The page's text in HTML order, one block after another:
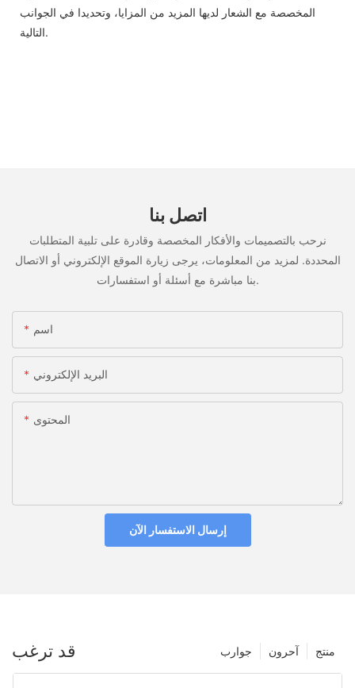
المخصصة مع الشعار لديها المزيد من المزايا، وتحديدا في الجوانب
التالية.
اتصل بنا
نرحب بالتصميمات والأفكار المخصصة وقادرة على تلبية المتطلبات
المحددة. لمزيد من المعلومات، يرجى زيارة الموقع الإلكتروني أو الاتصال
بنا مباشرة مع أسئلة أو استفسارات.
اسم
البريد الإلكتروني
المحتوى
إرسال الاستفسار الآن
قد ترغب منتج آحرون جوارب